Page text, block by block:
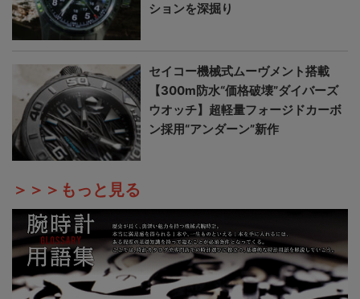
ションを深掘り
セイコー機械式ムーヴメント搭載
【300m防水“価格破壊”ダイバーズ
ウオッチ】超軽量フォージドカーボ
ン採用“アンダーン”新作
＞＞＞もっと見る